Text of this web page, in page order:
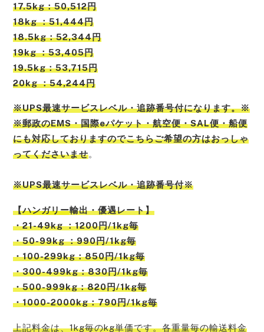
17.5kg：50,512円
18kg ：51,444円
18.5kg：52,344円
19kg ：53,405円
19.5kg：53,715円
20kg ：54,244円
※UPS最速サービスレベル・追跡番号付になります。※
※郵政のEMS・国際eパケット・航空便・SAL便・船便
にも対応しておりますのでこちらご希望の方はおっしゃ
ってくださいませ。
※UPS最速サービスレベル・追跡番号付※
【ハンガリー輸出・優遇レート】
・21-49kg ：1200円/1kg毎
・50-99kg ：990円/1kg毎
・100-299kg：850円/1kg毎
・300-499kg：830円/1kg毎
・500-999kg：820円/1kg毎
・1000-2000kg：790円/1kg毎
上記料金は、1kg毎のkg単価です。各重量毎の輸送料金